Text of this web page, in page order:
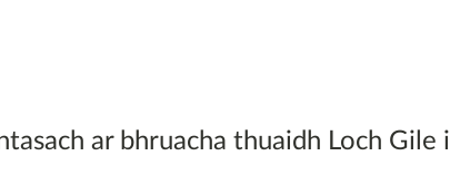
ar bhruacha thuaidh Loch Gile i